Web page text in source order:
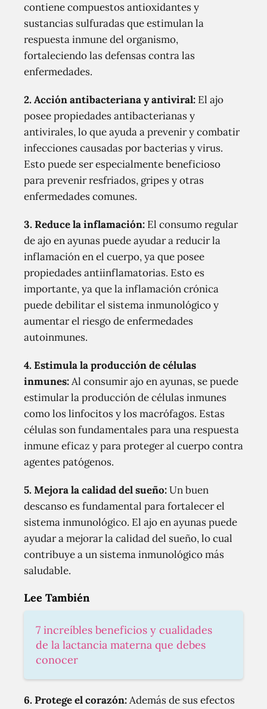
contiene compuestos antioxidantes y
sustancias sulfuradas que estimulan la
respuesta inmune del organismo,
fortaleciendo las defensas contra las
enfermedades.
2. Acción antibacteriana y antiviral: El ajo
posee propiedades antibacterianas y
antivirales, lo que ayuda a prevenir y combatir
infecciones causadas por bacterias y virus.
Esto puede ser especialmente beneficioso
para prevenir resfriados, gripes y otras
enfermedades comunes.
3. Reduce la inflamación: El consumo regular
de ajo en ayunas puede ayudar a reducir la
inflamación en el cuerpo, ya que posee
propiedades antiinflamatorias. Esto es
importante, ya que la inflamación crónica
puede debilitar el sistema inmunológico y
aumentar el riesgo de enfermedades
autoinmunes.
4. Estimula la producción de células
inmunes:Al consumir ajo en ayunas, se puede
estimular la producción de células inmunes
como los linfocitos y los macrófagos. Estas
células son fundamentales para una respuesta
inmune eficaz y para proteger al cuerpo contra
agentes patógenos.
5. Mejora la calidad del sueño:Un buen
descanso es fundamental para fortalecer el
sistema inmunológico. El ajo en ayunas puede
ayudar a mejorar la calidad del sueño, lo cual
contribuye a un sistema inmunológico más
saludable.
Lee También
7 increíbles beneficios y cualidades
de la lactancia materna que debes
conocer
6. Protege el corazón:Además de sus efectos